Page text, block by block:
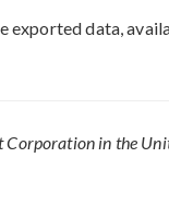
exported data,
in the